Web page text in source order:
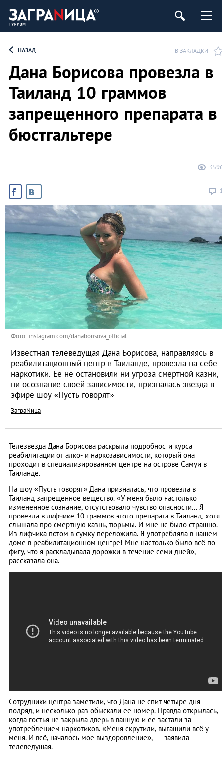
НАЗАД В ЗАКЛАДКИ
Дана Борисова провезла в
Таиланд 10 граммов
запрещенного препарата в
бюстгальтере
Фото: instagram.com/danaborisova_official
Известная телеведущая Дана Борисова, направляясь в
реабилитационный центр в Таиланде, провезла на себе
наркотики. Ее не остановили ни угроза смертной казни,
ни осознание своей зависимости, призналась звезда в
эфире шоу «Пусть говорят»
ЗаграNица
Телезвезда Дана Борисова раскрыла подробности курса
реабилитации от алко- и наркозависимости, который она
проходит в специализированном центре на острове Самуи в
Таиланде.
На шоу «Пусть говорят» Дана призналась, что провезла в
Таиланд запрещенное вещество. «У меня было настолько
измененное сознание, отсутствовало чувство опасности... Я
провезла в лифчике 10 граммов этого препарата в Таиланд, хотя
слышала про смертную казнь, тюрьмы. И мне не было страшно.
Из лифчика потом в сумку переложила. Я употребляла в нашем
доме в реабилитационном центре! Мне настолько было всё по
фигу, что я раскладывала дорожки в течение семи дней», —
рассказала она.
Сотрудники центра заметили, что Дана не спит четыре дня
подряд, и несколько раз обыскали ее номер. Правда открылась,
когда гостья не закрыла дверь в ванную и ее застали за
употреблением наркотиков. «Меня скрутили, вытащили всё у
меня. И всё, началось мое выздоровление», — заявила
телеведущая.